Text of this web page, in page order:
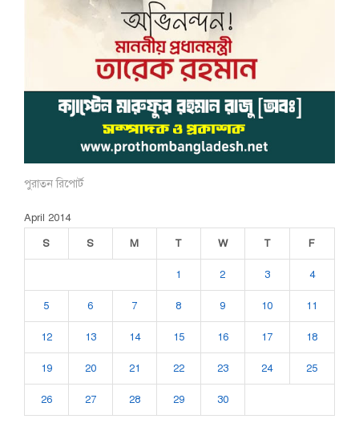
পুরাতন রিপোর্ট
April 2014
S
S M T W T F
1 2 3 4
5 6 7 8 9 10 11
12 13 14 15 16 17 18
19 20 21 22 23 24 25
26 27 28 29 30